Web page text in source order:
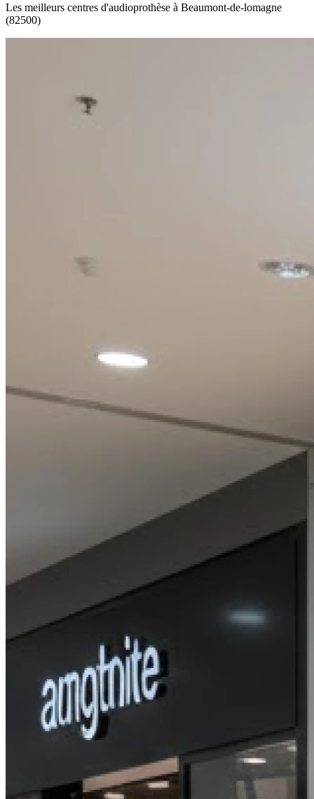
Les meilleurs centres d'audioprothèse à Beaumont-de-lomagne
(82500)